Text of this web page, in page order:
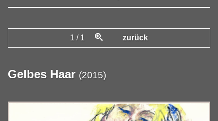
1 / 1 zurück
Gelbes Haar (2015)